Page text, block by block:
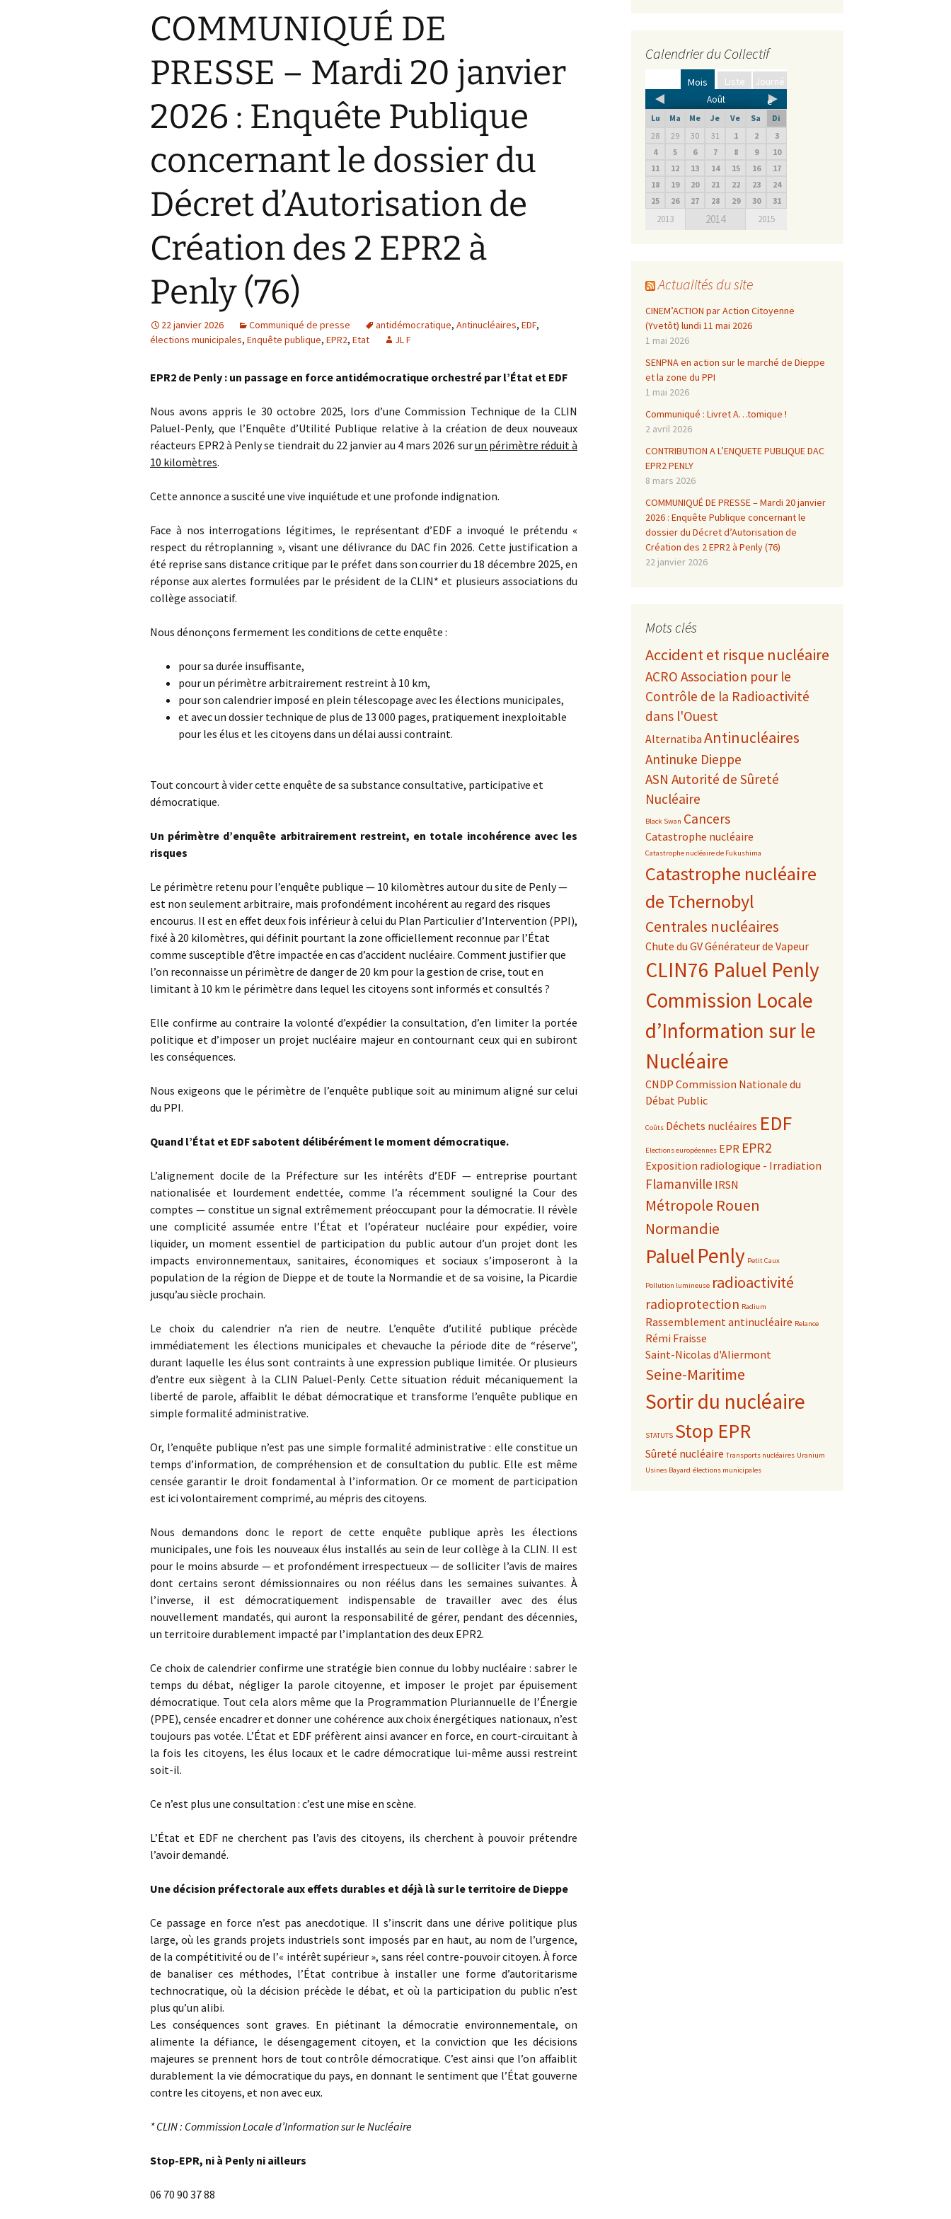
COMMUNIQUÉ DE
PRESSE – Mardi 20 janvier
2026 : Enquête Publique
concernant le dossier du
Décret d’Autorisation de
Création des 2 EPR2 à
Penly (76)
22 janvier 2026 Communiqué de presse antidémocratique, Antinucléaires, EDF,
élections municipales, Enquête publique, EPR2, Etat JL F
EPR2 de Penly : un passage en force antidémocratique orchestré par l’État et EDF
Nous avons appris le 30 octobre 2025, lors d’une Commission Technique de la CLIN
Paluel-Penly, que l’Enquête d’Utilité Publique relative à la création de deux nouveaux
réacteurs EPR2 à Penly se tiendrait du 22 janvier au 4 mars 2026 surun périmètre réduit à
10 kilomètres.
Cette annonce a suscité une vive inquiétude et une profonde indignation.
Face à nos interrogations légitimes, le représentant d’EDF a invoqué le prétendu «
respect du rétroplanning », visant une délivrance du DAC fin 2026. Cette justification a
été reprise sans distance critique par le préfet dans son courrier du 18 décembre 2025, en
réponse aux alertes formulées par le président de la CLIN* et plusieurs associations du
collège associatif.
Nous dénonçons fermement les conditions de cette enquête :
pour sa durée insuffisante,
pour un périmètre arbitrairement restreint à 10 km,
pour son calendrier imposé en plein télescopage avec les élections municipales,
et avec un dossier technique de plus de 13 000 pages, pratiquement inexploitable
pour les élus et les citoyens dans un délai aussi contraint.
Tout concourt à vider cette enquête de sa substance consultative, participative et
démocratique.
Un périmètre d’enquête arbitrairement restreint, en totale incohérence avec les
risques
Le périmètre retenu pour l’enquête publique — 10 kilomètres autour du site de Penly —
est non seulement arbitraire, mais profondément incohérent au regard des risques
encourus. Il est en effet deux fois inférieur à celui du Plan Particulier d’Intervention (PPI),
fixé à 20 kilomètres, qui définit pourtant la zone officiellement reconnue par l’État
comme susceptible d’être impactée en cas d’accident nucléaire. Comment justifier que
l’on reconnaisse un périmètre de danger de 20 km pour la gestion de crise, tout en
limitant à 10 km le périmètre dans lequel les citoyens sont informés et consultés ?
Elle confirme au contraire la volonté d’expédier la consultation, d’en limiter la portée
politique et d’imposer un projet nucléaire majeur en contournant ceux qui en subiront
les conséquences.
Nous exigeons que le périmètre de l’enquête publique soit au minimum aligné sur celui
du PPI.
Quand l’État et EDF sabotent délibérément le moment démocratique.
L’alignement docile de la Préfecture sur les intérêts d’EDF — entreprise pourtant
nationalisée et lourdement endettée, comme l’a récemment souligné la Cour des
comptes — constitue un signal extrêmement préoccupant pour la démocratie. Il révèle
une complicité assumée entre l’État et l’opérateur nucléaire pour expédier, voire
liquider, un moment essentiel de participation du public autour d’un projet dont les
impacts environnementaux, sanitaires, économiques et sociaux s’imposeront à la
population de la région de Dieppe et de toute la Normandie et de sa voisine, la Picardie
jusqu’au siècle prochain.
Le choix du calendrier n’a rien de neutre. L’enquête d’utilité publique précède
immédiatement les élections municipales et chevauche la période dite de “réserve”,
durant laquelle les élus sont contraints à une expression publique limitée. Or plusieurs
d’entre eux siègent à la CLIN Paluel-Penly. Cette situation réduit mécaniquement la
liberté de parole, affaiblit le débat démocratique et transforme l’enquête publique en
simple formalité administrative.
Or, l’enquête publique n’est pas une simple formalité administrative : elle constitue un
temps d’information, de compréhension et de consultation du public. Elle est même
censée garantir le droit fondamental à l’information. Or ce moment de participation
est ici volontairement comprimé, au mépris des citoyens.
Nous demandons donc le report de cette enquête publique après les élections
municipales, une fois les nouveaux élus installés au sein de leur collège à la CLIN. Il est
pour le moins absurde — et profondément irrespectueux — de solliciter l’avis de maires
dont certains seront démissionnaires ou non réélus dans les semaines suivantes. À
l’inverse, il est démocratiquement indispensable de travailler avec des élus
nouvellement mandatés, qui auront la responsabilité de gérer, pendant des décennies,
un territoire durablement impacté par l’implantation des deux EPR2.
Ce choix de calendrier confirme une stratégie bien connue du lobby nucléaire : sabrer le
temps du débat, négliger la parole citoyenne, et imposer le projet par épuisement
démocratique. Tout cela alors même que la Programmation Pluriannuelle de l’Énergie
(PPE), censée encadrer et donner une cohérence aux choix énergétiques nationaux, n’est
toujours pas votée. L’État et EDF préfèrent ainsi avancer en force, en court-circuitant à
la fois les citoyens, les élus locaux et le cadre démocratique lui-même aussi restreint
soit-il.
Ce n’est plus une consultation : c’est une mise en scène.
L’État et EDF ne cherchent pas l’avis des citoyens, ils cherchent à pouvoir prétendre
l’avoir demandé.
Une décision préfectorale aux effets durables et déjà là sur le territoire de Dieppe
Ce passage en force n’est pas anecdotique. Il s’inscrit dans une dérive politique plus
large, où les grands projets industriels sont imposés par en haut, au nom de l’urgence,
de la compétitivité ou de l’« intérêt supérieur », sans réel contre-pouvoir citoyen. À force
de banaliser ces méthodes, l’État contribue à installer une forme d’autoritarisme
technocratique, où la décision précède le débat, et où la participation du public n’est
plus qu’un alibi.
Les conséquences sont graves. En piétinant la démocratie environnementale, on
alimente la défiance, le désengagement citoyen, et la conviction que les décisions
majeures se prennent hors de tout contrôle démocratique. C’est ainsi que l’on affaiblit
durablement la vie démocratique du pays, en donnant le sentiment que l’État gouverne
contre les citoyens, et non avec eux.
* CLIN : Commission Locale d’Information sur le Nucléaire
Stop-EPR, ni à Penly ni ailleurs
06 70 90 37 88
Calendrier du Collectif
Journé
e
Liste
Mois
Août
Lu Ma Me Je Ve Sa
Di
28
29 30 31 1 2
3
4
5 6 7 8 9
10
11
12 13 14 15 16
17
18
19 20 21 22 23
24
25
26 27 28 29 30 31
2013 2014 2015
Actualités du site
CINEM’ACTION par Action Citoyenne
(Yvetôt) lundi 11 mai 2026
1 mai 2026
SENPNA en action sur le marché de Dieppe
et la zone du PPI
1 mai 2026
Communiqué : Livret A…tomique !
2 avril 2026
CONTRIBUTION A L’ENQUETE PUBLIQUE DAC
EPR2 PENLY
8 mars 2026
COMMUNIQUÉ DE PRESSE – Mardi 20 janvier
2026 : Enquête Publique concernant le
dossier du Décret d’Autorisation de
Création des 2 EPR2 à Penly (76)
22 janvier 2026
Mots clés
Accident et risque nucléaire
ACRO Association pour le
Contrôle de la Radioactivité
dans l'Ouest
Alternatiba Antinucléaires
Antinuke Dieppe
ASN Autorité de Sûreté
Nucléaire
Black Swan Cancers
Catastrophe nucléaire
Catastrophe nucléaire de Fukushima
Catastrophe nucléaire
de Tchernobyl
Centrales nucléaires
Chute du GV Générateur de Vapeur
CLIN76 Paluel Penly
Commission Locale
d’Information sur le
Nucléaire
CNDP Commission Nationale du
Débat Public
Coûts Déchets nucléaires EDF
Elections européennes EPR EPR2
Exposition radiologique - Irradiation
Flamanville IRSN
Métropole Rouen
Normandie
Paluel Penly Petit Caux
Pollution lumineuse radioactivité
radioprotection Radium
Rassemblement antinucléaire Relance
Rémi Fraisse
Saint-Nicolas d'Aliermont
Seine-Maritime
Sortir du nucléaire
STATUTS Stop EPR
Sûreté nucléaire Transports nucléaires Uranium
Usines Bayard élections municipales